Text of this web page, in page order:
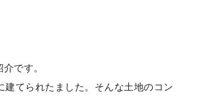
です。
てられたました。そんな土地のコン